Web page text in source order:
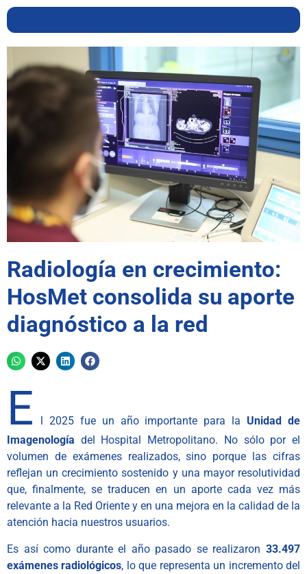
Radiología en crecimiento:
HosMet consolida su aporte
diagnóstico a la red
E l 2025 fue un año importante para la Unidad de
Imagenología del Hospital Metropolitano. No sólo por el
volumen de exámenes realizados, sino porque las cifras
reflejan un crecimiento sostenido y una mayor resolutividad
que, finalmente, se traducen en un aporte cada vez más
relevante a la Red Oriente y en una mejora en la calidad de la
atención hacia nuestros usuarios.
Es así como durante el año pasado se realizaron 33.497
exámenes radiológicos, lo que representa un incremento del